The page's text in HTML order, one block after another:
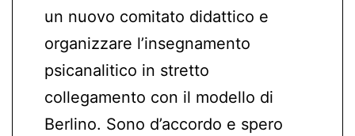
un nuovo comitato didattico e
organizzare l’insegnamento
psicanalitico in stretto
collegamento con il modello di
Berlino. Sono d’accordo e spero